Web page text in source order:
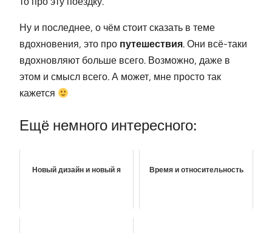
Ну и последнее, о чём стоит сказать в теме
вдохновения, это про путешествия. Они всё-таки
вдохновляют больше всего. Возможно, даже в
этом и смысл всего. А может, мне просто так
кажется
Ещё немного интересного:
Новый дизайн и новый я Время и относительность